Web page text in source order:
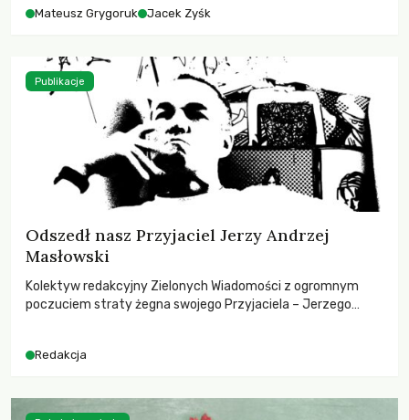
Mateusz Grygoruk Jacek Zyśk
Odszedł nasz Przyjaciel Jerzy Andrzej
Masłowski
Kolektyw redakcyjny Zielonych Wiadomości z ogromnym
poczuciem straty żegna swojego Przyjaciela – Jerzego
Redakcja
Publikacje